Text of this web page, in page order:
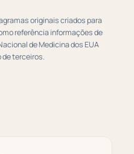
originais criados para
referência informações de
de Medicina dos EUA
de terceiros.